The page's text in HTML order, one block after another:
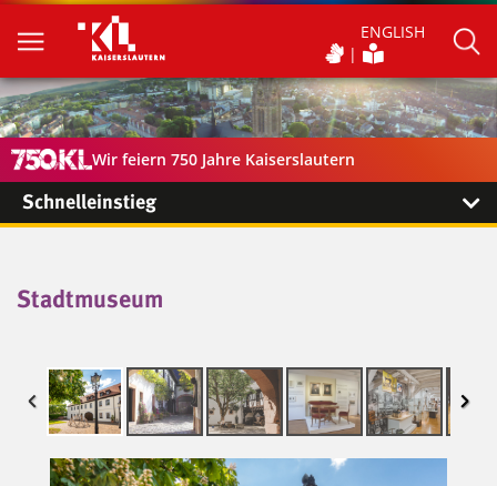
ENGLISH
Wir feiern 750 Jahre Kaiserslautern
Schnelleinstieg
Stadtmuseum